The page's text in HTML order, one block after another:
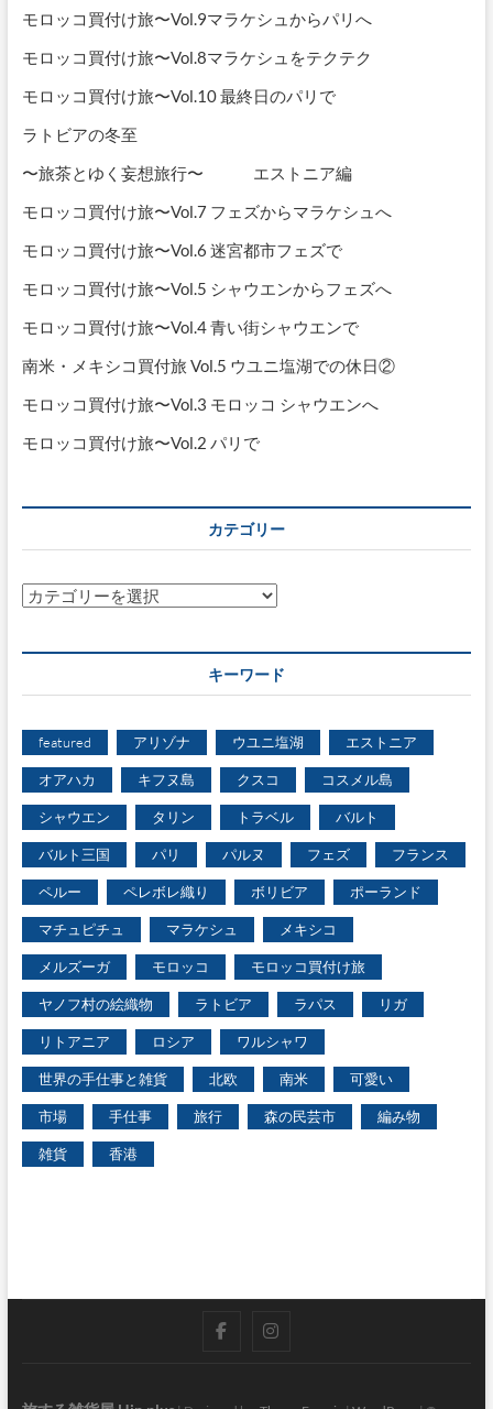
ョ
ン
モロッコ買付け旅〜Vol.9マラケシュからパリへ
モロッコ買付け旅〜Vol.8マラケシュをテクテク
モロッコ買付け旅〜Vol.10 最終日のパリで
ラトビアの冬至
〜旅茶とゆく妄想旅行〜 エストニア編
モロッコ買付け旅〜Vol.7 フェズからマラケシュへ
モロッコ買付け旅〜Vol.6 迷宮都市フェズで
モロッコ買付け旅〜Vol.5 シャウエンからフェズへ
モロッコ買付け旅〜Vol.4 青い街シャウエンで
南米・メキシコ買付旅 Vol.5 ウユニ塩湖での休日②
モロッコ買付け旅〜Vol.3 モロッコ シャウエンへ
モロッコ買付け旅〜Vol.2 パリで
カテゴリー
カ
ー
キーワード
featured アリゾナ ウユニ塩湖 エストニア
オアハカ キフヌ島 クスコ コスメル島
シャウエン タリン トラベル バルト
バルト三国 パリ パルヌ フェズ フランス
ペルー ペレボレ織り ボリビア ポーランド
マチュピチュ マラケシュ メキシコ
メルズーガ モロッコ モロッコ買付け旅
ヤノフ村の絵織物 ラトビア ラパス リガ
リトアニア ロシア ワルシャワ
世界の手仕事と雑貨 北欧 南米 可愛い
市場 手仕事 旅行 森の民芸市 編み物
雑貨 香港
facebookinstagram